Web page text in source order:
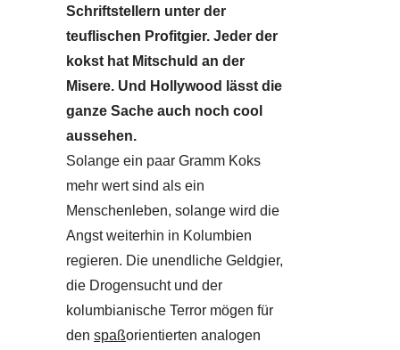
Schriftstellern unter der
teuflischen Profitgier. Jeder der
kokst hat Mitschuld an der
Misere. Und Hollywood lässt die
ganze Sache auch noch cool
aussehen.
Solange ein paar Gramm Koks
mehr wert sind als ein
Menschenleben, solange wird die
Angst weiterhin in Kolumbien
regieren. Die unendliche Geldgier,
die Drogensucht und der
kolumbianische Terror mögen für
den spaßorientierten analogen